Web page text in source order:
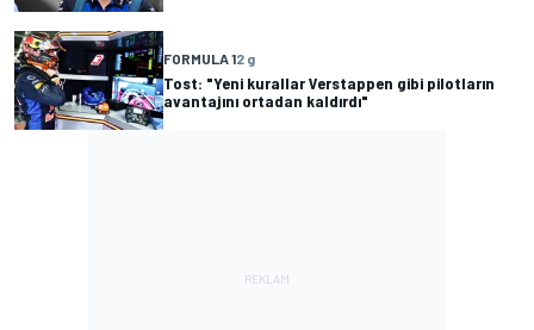
FORMULA 12 g
Tost: "Yeni kurallar Verstappen gibi pilotların
avantajını ortadan kaldırdı"